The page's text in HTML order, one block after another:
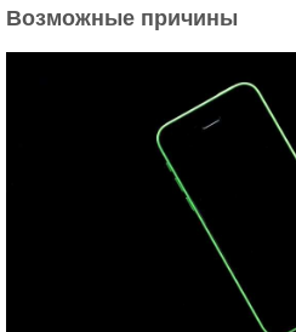
Возможные причины